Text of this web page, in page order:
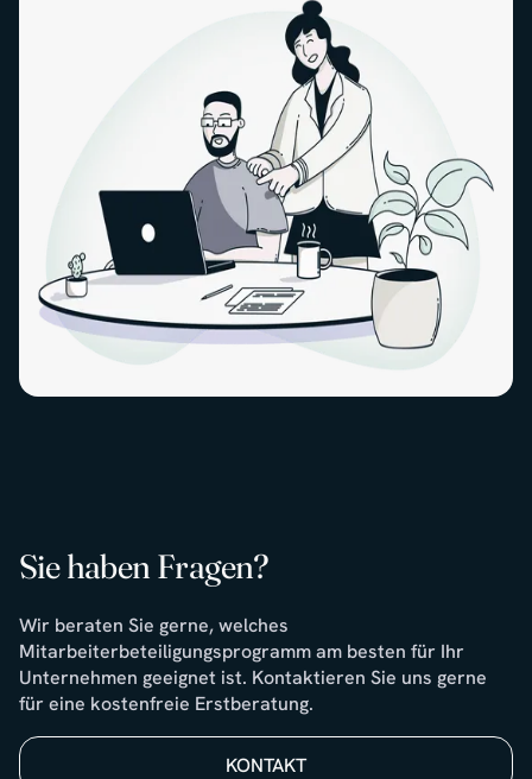
Sie haben Fragen?
Wir beraten Sie gerne, welches
Mitarbeiterbeteiligungsprogramm am besten für Ihr
Unternehmen geeignet ist. Kontaktieren Sie uns gerne
für eine kostenfreie Erstberatung.
KONTAKT